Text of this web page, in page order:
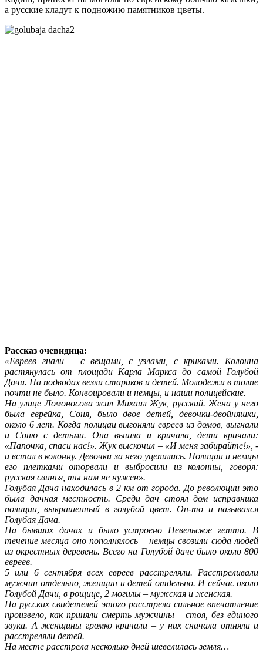
а русские кладут к подножию памятников цветы.
Рассказ очевидица:
«Евреев гнали – с вещами, с узлами, с криками. Колонна
растянулась от площади Карла Маркса до самой Голубой
Дачи. На подводах везли стариков и детей. Молодежи в толпе
почти не было. Конвоировали и немцы, и наши полицейские.
На улице Ломоносова жил Михаил Жук, русский. Жена у него
была еврейка, Соня, было двое детей, девочки-двойняшки,
около 6 лет. Когда полицаи выгоняли евреев из домов, выгнали
и Соню с детьми. Она вышла и кричала, дети кричали:
«Папочка, спаси нас!». Жук выскочил – «И меня забирайте!», -
и встал в колонну. Девочки за него уцепились. Полицаи и немцы
его плетками оторвали и выбросили из колонны, говоря:
русская свинья, ты нам не нужен».
Голубая Дача находилась в 2 км от города. До революции это
была дачная местность. Среди дач стоял дом исправника
полиции, выкрашенный в голубой цвет. Он-то и назывался
Голубая Дача.
На бывших дачах и было устроено Невельское гетто. В
течение месяца оно пополнялось – немцы свозили сюда людей
из окрестных деревень. Всего на Голубой даче было около 800
евреев.
5 или 6 сентября всех евреев расстреляли. Расстреливали
мужчин отдельно, женщин и детей отдельно. И сейчас около
Голубой Дачи, в рощице, 2 могилы – мужская и женская.
На русских свидетелей этого расстрела сильное впечатление
произвело, как приняли смерть мужчины – стоя, без единого
звука. А женщины громко кричали – у них сначала отняли и
расстреляли детей.
На месте расстрела несколько дней шевелилась земля…